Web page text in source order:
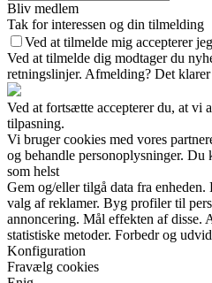
Bliv medlem
Tak for interessen og din tilmelding
Ved at tilmelde mig accepterer
Ved at tilmelde dig modtager du
retningslinjer. Afmelding? Det
Ved at fortsætte accepterer du, at vi
tilpasning.
Vi bruger cookies med vores
og behandle personoplysninger.
som helst
Gem og/eller tilgå data fra
valg af reklamer. Byg profiler til
annoncering. Mål effekten af disse.
statistiske metoder. Forbedr og
Konfiguration
Fravælg cookies